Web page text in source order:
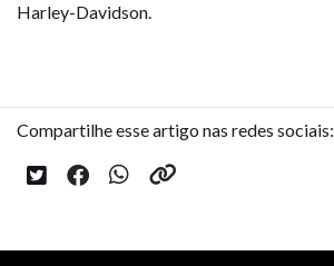
Harley-Davidson.
Compartilhe esse artigo nas redes sociais: